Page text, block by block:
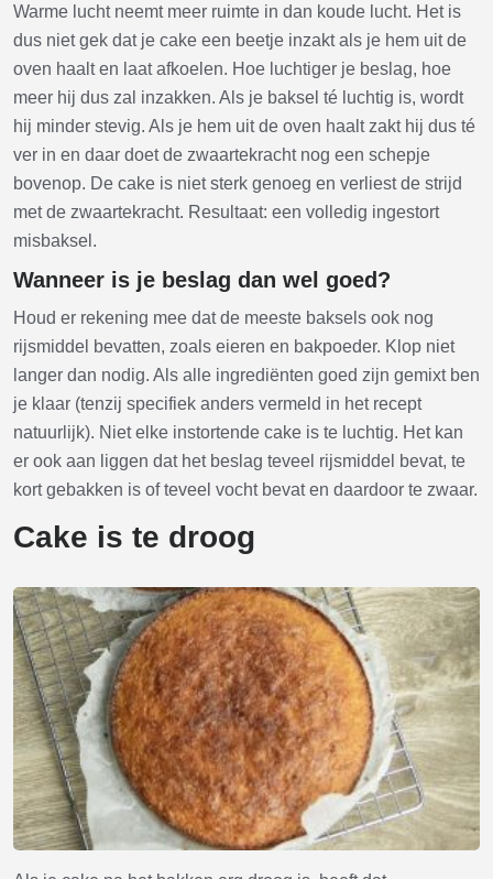
Warme lucht neemt meer ruimte in dan koude lucht. Het is
dus niet gek dat je cake een beetje inzakt als je hem uit de
oven haalt en laat afkoelen. Hoe luchtiger je beslag, hoe
meer hij dus zal inzakken. Als je baksel té luchtig is, wordt
hij minder stevig. Als je hem uit de oven haalt zakt hij dus té
ver in en daar doet de zwaartekracht nog een schepje
bovenop. De cake is niet sterk genoeg en verliest de strijd
met de zwaartekracht. Resultaat: een volledig ingestort
misbaksel.
Wanneer is je beslag dan wel goed?
Houd er rekening mee dat de meeste baksels ook nog
rijsmiddel bevatten, zoals eieren en bakpoeder. Klop niet
langer dan nodig. Als alle ingrediënten goed zijn gemixt ben
je klaar (tenzij specifiek anders vermeld in het recept
natuurlijk). Niet elke instortende cake is te luchtig. Het kan
er ook aan liggen dat het beslag teveel rijsmiddel bevat, te
kort gebakken is of teveel vocht bevat en daardoor te zwaar.
Cake is te droog